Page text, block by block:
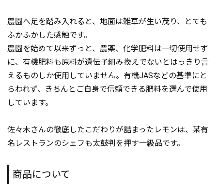
農園へ足を踏み入れると、地面は雑草が生い茂り、とても
ふかふかした感触です。
農園を始めて以来ずっと、農薬、化学肥料は一切使用せず
に、有機肥料も原料が遺伝子組み換えでないとはっきり言
えるものしか使用していません。有機JASなどの基準にと
らわれず、きちんとご自身で信頼できる肥料を選んで使用
しています。
佐々木さんの徹底したこだわりが詰まったレモンは、某有
名レストランのシェフも太鼓判を押す一級品です。
商品について